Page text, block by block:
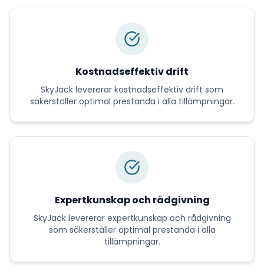
Kostnadseffektiv drift
SkyJack levererar kostnadseffektiv drift som
säkerställer optimal prestanda i alla tillämpningar.
Expertkunskap och rådgivning
SkyJacklevererar expertkunskap och rådgivning
som säkerställer optimal prestanda i alla
tillämpningar.